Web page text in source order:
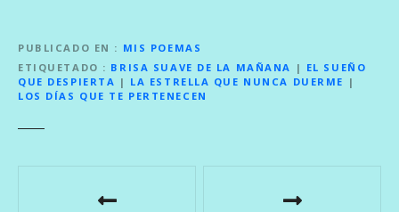
PUBLICADO EN
MIS POEMAS
ETIQUETADO
BRISA SUAVE DE LA MAÑANA | EL SUEÑO
QUE DESPIERTA | LA ESTRELLA QUE NUNCA DUERME |
LOS DÍAS QUE TE PERTENECEN